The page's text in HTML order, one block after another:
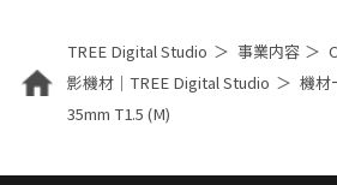
TREE Digital Studio 事業内容
影機材｜TREE Digital Studio
機材
35mm T1.5 (M)